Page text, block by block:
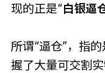
现的正是“白银逼
所谓“逼仓”，指
握了大量可交割